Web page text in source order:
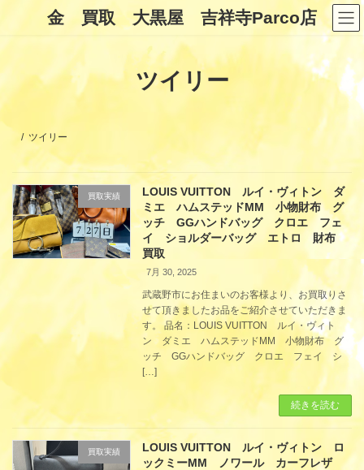
ン
キ
ッ
ー
に
移
金 買取 大黒屋 吉祥寺Parco店
ツイリー
ツイリー
買取実績
LOUIS VUITTON ルイ・ヴィトン ダ
ミエ ハムステッドMM 小物財布 グ
ッチ GGハンドバッグ クロエ フェ
イ ショルダーバッグ エトロ 財布
買取
7月 30, 2025
武蔵野市にお住まいのお客様より、お買取りさ
せて頂きましたお品をご紹介させていただきま
す。 品名：LOUIS VUITTON ルイ・ヴィト
ン ダミエ ハムステッドMM 小物財布 グ
ッチ GGハンドバッグ クロエ フェイ シ
[…]
続きを読む
買取実績
LOUIS VUITTON ルイ・ヴィトン ロ
ックミーMM ノワール カーフレザ